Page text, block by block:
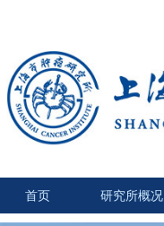
首页 研究所概况